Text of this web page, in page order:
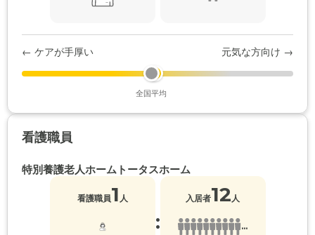
← ケアが手厚い 元気な方向け →
全国平均
看護職員
特別養護老人ホームトータスホーム
看護職員1 人
:
入居者12人
...